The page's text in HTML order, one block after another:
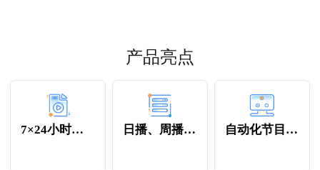
产品亮点
7×24小时全时段 日播、周播、插播 自动化节目编排